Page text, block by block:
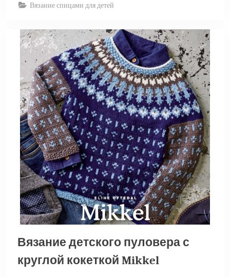
Вязание спицами для детей
Вязание детского пуловера с
круглой кокеткой Mikkel